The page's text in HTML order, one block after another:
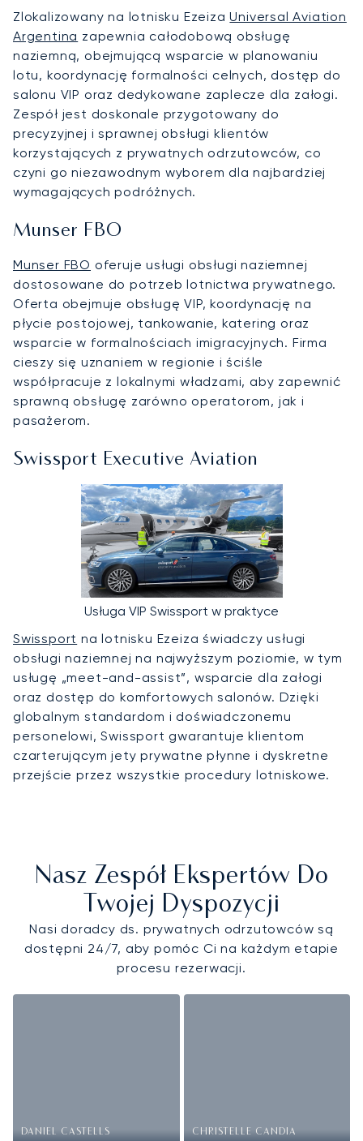
Zlokalizowany na lotnisku EzeizaUniversal Aviation
Argentina zapewnia całodobową obsługę
naziemną, obejmującą wsparcie w planowaniu
lotu, koordynację formalności celnych, dostęp do
salonu VIP oraz dedykowane zaplecze dla załogi.
Zespół jest doskonale przygotowany do
precyzyjnej i sprawnej obsługi klientów
korzystających z prywatnych odrzutowców, co
czyni go niezawodnym wyborem dla najbardziej
wymagających podróżnych.
Munser FBO
Munser FBO oferuje usługi obsługi naziemnej
dostosowane do potrzeb lotnictwa prywatnego.
Oferta obejmuje obsługę VIP, koordynację na
płycie postojowej, tankowanie, katering oraz
wsparcie w formalnościach imigracyjnych. Firma
cieszy się uznaniem w regionie i ściśle
współpracuje z lokalnymi władzami, aby zapewnić
sprawną obsługę zarówno operatorom, jak i
pasażerom.
Swissport Executive Aviation
Usługa VIP Swissport w praktyce
Swissport na lotnisku Ezeiza świadczy usługi
obsługi naziemnej na najwyższym poziomie, w tym
usługę „meet-and-assist”, wsparcie dla załogi
oraz dostęp do komfortowych salonów. Dzięki
globalnym standardom i doświadczonemu
personelowi, Swissport gwarantuje klientom
czarterującym jety prywatne płynne i dyskretne
przejście przez wszystkie procedury lotniskowe.
Nasz Zespół Ekspertów Do
Twojej Dyspozycji
Nasi doradcy ds. prywatnych odrzutowców są
dostępni 24/7, aby pomóc Ci na każdym etapie
procesu rezerwacji.
DANIEL CASTELLS CHRISTELLE CANDIA